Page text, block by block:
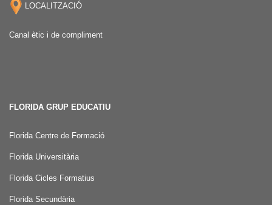
LOCALITZACIÓ
Canal ètic i de compliment
FLORIDA GRUP EDUCATIU
Florida Centre de Formació
Florida Universitària
Florida Cicles Formatius
Florida Secundària